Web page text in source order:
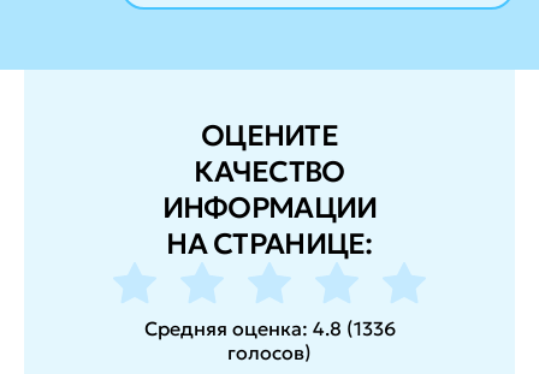
ОЦЕНИТЕ
КАЧЕСТВО
ИНФОРМАЦИИ
НА СТРАНИЦЕ:
Средняя оценка: 4.8 (1336
голосов)